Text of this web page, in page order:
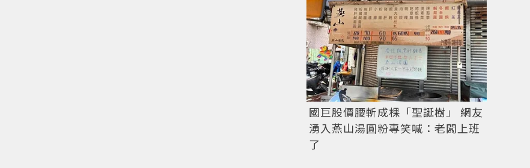
國巨股價腰斬成棵「聖誕樹」 網友
湧入燕山湯圓粉專笑喊：老闆上班
了